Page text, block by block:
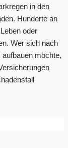
in den
Hunderte an
oder
Wer sich nach
möchte,